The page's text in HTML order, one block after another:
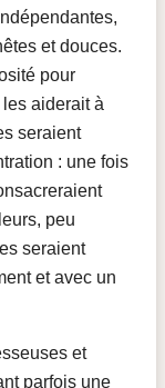
et douces.
pour
aiderait à
seraient
: une fois
peu
seraient
et avec un
et
parfois une